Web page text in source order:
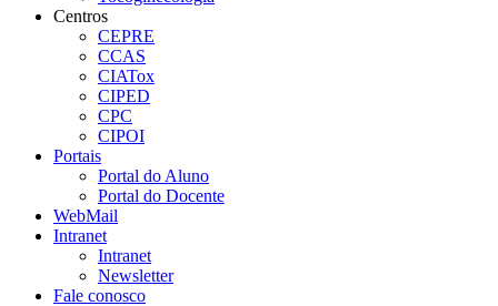
Centros
CEPRE
CCAS
CIATox
CIPED
CPC
CIPOI
Portais
Portal do Aluno
Portal do Docente
WebMail
Intranet
Intranet
Newsletter
Fale conosco